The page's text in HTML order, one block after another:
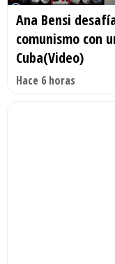
Ana Bensi
comunismo con
Cuba(Video)
Hace 6 horas